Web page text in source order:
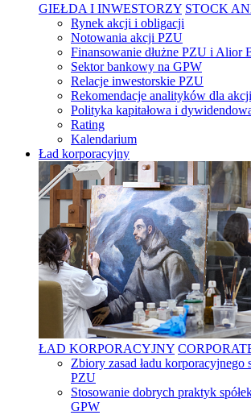
GIEŁDA I INWESTORZY STOCK
Rynek akcji i obligacji
Notowania akcji PZU
Finansowanie dłużne PZU i Alior
Sektor bankowy na GPW
Relacje inwestorskie PZU
Rekomendacje analityków dla
Polityka kapitałowa i
Rating
Kalendarium
Ład korporacyjny
ŁAD KORPORACYJNY
Zbiory zasad ładu korporacyjnego
PZU
Stosowanie dobrych praktyk
GPW